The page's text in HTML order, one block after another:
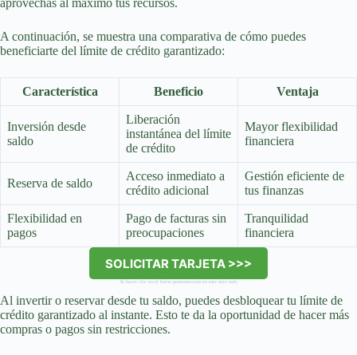
aprovechas al máximo tus recursos.
A continuación, se muestra una comparativa de cómo puedes
beneficiarte del límite de crédito garantizado:
Característica Beneficio Ventaja
Inversión desde
saldo
Liberación
instantánea del límite
de crédito
Mayor flexibilidad
financiera
Reserva de saldo
Acceso inmediato a
crédito adicional
Gestión eficiente de
tus finanzas
Flexibilidad en
pagos
Pago de facturas sin
preocupaciones
Tranquilidad
financiera
SOLICITAR TARJETA >>>
Al hacer clic en el botón permanecerás en este sitio web.
Al invertir o reservar desde tu saldo, puedes desbloquear tu límite de
crédito garantizado al instante. Esto te da la oportunidad de hacer más
compras o pagos sin restricciones.